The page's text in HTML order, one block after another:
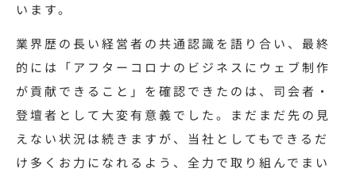
います。
業界歴の長い経営者の共通認識を語り合い、最終
的には「アフターコロナのビジネスにウェブ制作
が貢献できること」を確認できたのは、司会者・
登壇者として大変有意義でした。まだまだ先の見
えない状況は続きますが、当社としてもできるだ
け多くお力になれるよう、全力で取り組んでまい